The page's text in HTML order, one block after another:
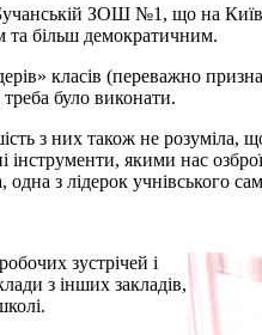
ЗОШ №1, що на
та більш демократичним.
класів (переважно
було виконати.
з них також не
якими нас
одна з лідерок
зустрічей і
з інших закладів,